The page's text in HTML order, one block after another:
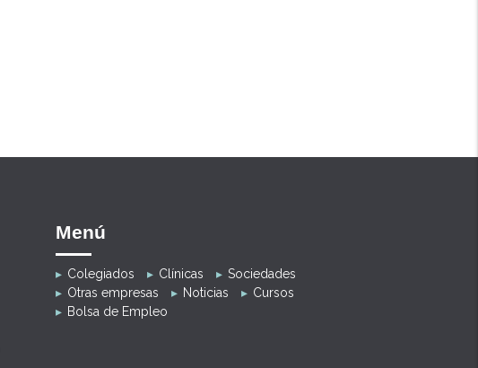
Menú
Colegiados Clínicas
Sociedades
Otras empresas
Noticias
Cursos
Bolsa de Empleo